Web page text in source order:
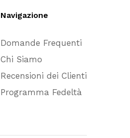
Navigazione
Domande Frequenti
Chi Siamo
Recensioni dei Clienti
Programma Fedeltà